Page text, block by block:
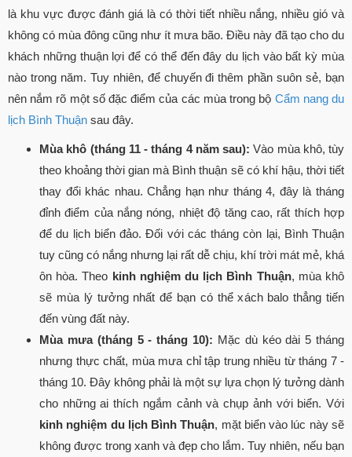
là khu vực được đánh giá là có thời tiết nhiều nắng, nhiều gió và
không có mùa đông cũng như ít mưa bão. Điều này đã tạo cho du
khách những thuận lợi để có thể đến đây du lịch vào bất kỳ mùa
nào trong năm. Tuy nhiên, để chuyến đi thêm phần suôn sẻ, bạn
nên nắm rõ một số đặc điểm của các mùa trong bộ Cẩm nang du
lịch Bình Thuận sau đây.
Mùa khô (tháng 11 - tháng 4 năm sau): Vào mùa khô, tùy
theo khoảng thời gian mà Bình thuận sẽ có khí hậu, thời tiết
thay đổi khác nhau. Chẳng hạn như tháng 4, đây là tháng
đỉnh điểm của nắng nóng, nhiệt độ tăng cao, rất thích hợp
để du lịch biển đảo. Đối với các tháng còn lại, Bình Thuận
tuy cũng có nắng nhưng lại rất dễ chịu, khí trời mát mẻ, khá
ôn hòa. Theo kinh nghiệm du lịch Bình Thuận, mùa khô
sẽ mùa lý tưởng nhất để bạn có thể xách balo thẳng tiến
đến vùng đất này.
Mùa mưa (tháng 5 - tháng 10): Mặc dù kéo dài 5 tháng
nhưng thực chất, mùa mưa chỉ tập trung nhiều từ tháng 7 -
tháng 10. Đây không phải là một sự lựa chọn lý tưởng dành
cho những ai thích ngắm cảnh và chụp ảnh với biển. Với
kinh nghiệm du lịch Bình Thuận, mặt biển vào lúc này sẽ
không được trong xanh và đẹp cho lắm. Tuy nhiên, nếu bạn